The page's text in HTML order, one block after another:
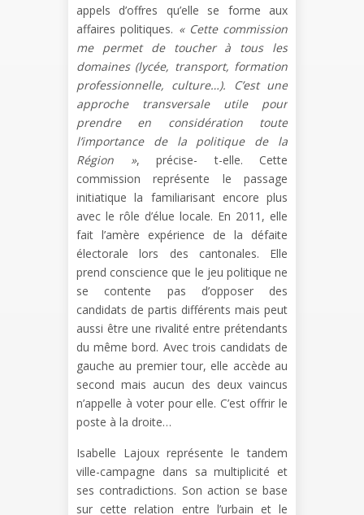
appels d’offres qu’elle se forme aux
affaires politiques. « Cette commission
me permet de toucher
à tous les
domaines (lycée, transport, formation
professionnelle, culture…). C’est une
approche transversale utile pour
prendre en considération toute
l’importance
de la politique de la
Région », précise- t-elle. Cette
commission représente le passage
initiatique la familiarisant encore plus
avec le rôle d’élue locale. En 2011, elle
fait l’amère expérience de la défaite
électorale lors des cantonales. Elle
prend conscience que le jeu politique ne
se contente pas d’opposer des
candidats de partis différents mais peut
aussi être une rivalité entre prétendants
du même bord. Avec trois candidats de
gauche au premier tour, elle accède au
second mais aucun des deux vaincus
n’appelle à voter pour elle. C’est offrir le
poste à la droite…
Isabelle Lajoux représente le tandem
ville-campagne dans sa multiplicité et
ses contradictions. Son action se base
sur cette relation entre l’urbain et le